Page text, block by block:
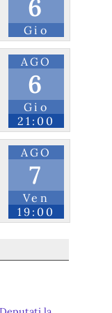
6
Gio
AGO
6
Gio
21:00
AGO
7
Ven
19:00